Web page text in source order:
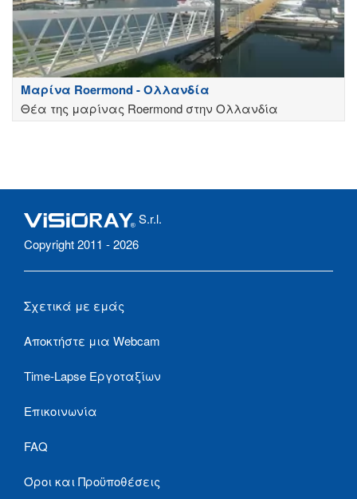
Μαρίνα Roermond - Ολλανδία
Θέα της μαρίνας Roermond στην Ολλανδία
S.r.l.
Copyright 2011 - 2026
Σχετικά με εμάς
Αποκτήστε μια Webcam
Time-Lapse Εργοταξίων
Επικοινωνία
FAQ
Όροι και Προϋποθέσεις